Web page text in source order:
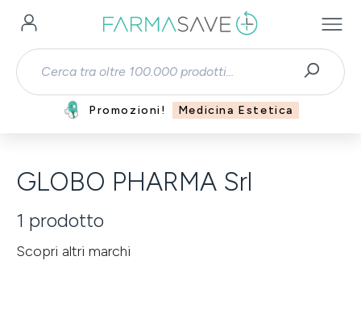
Passa al contenuto principale
Promozioni! Medicina Estetica
GLOBO PHARMA Srl
1 prodotto
Scopri altri marchi